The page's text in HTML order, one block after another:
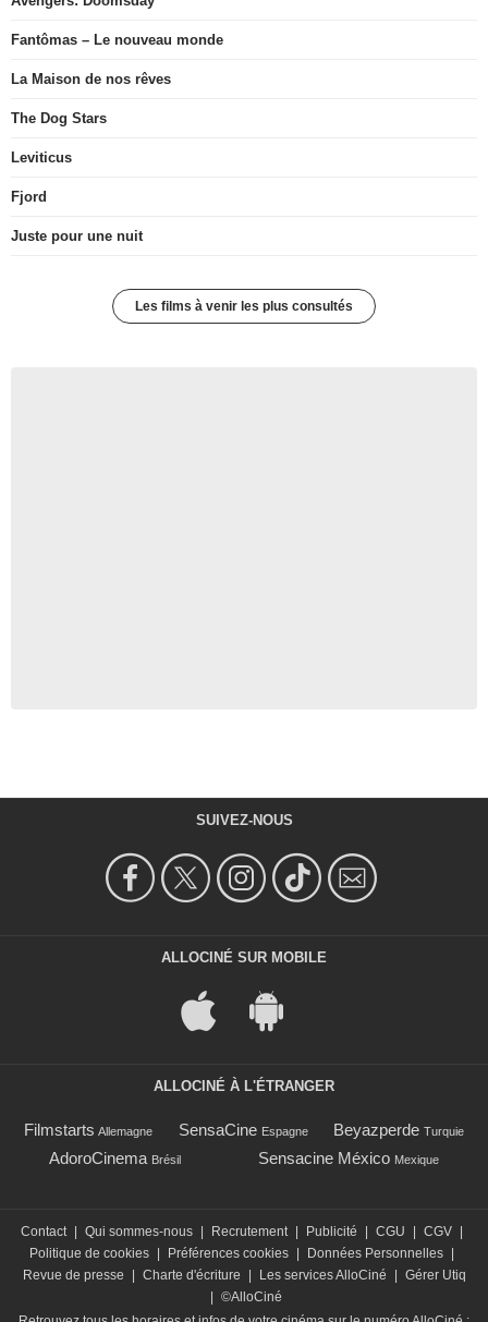
Fantômas – Le nouveau monde
La Maison de nos rêves
The Dog Stars
Leviticus
Fjord
Juste pour une nuit
Les films à venir les plus consultés
SUIVEZ-NOUS
ALLOCINÉ SUR MOBILE
ALLOCINÉ À L'ÉTRANGER
Filmstarts Allemagne SensaCine Espagne Beyazperde Turquie
AdoroCinema Brésil Sensacine México Mexique
Contact Qui sommes-nous Recrutement Publicité CGU CGV
Politique de cookies
Préférences cookies Données Personnelles
Revue de presse
Charte d'écriture Les services AlloCiné
Gérer Utiq
©AlloCiné